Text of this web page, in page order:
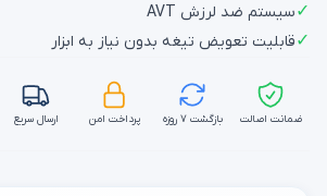
✓سیستم ضد لرزش AVT
✓قابلیت تعویض تیغه بدون نیاز به ابزار
ضمانت اصالت بازگشت ۷ روزه پرداخت امن ارسال سریع